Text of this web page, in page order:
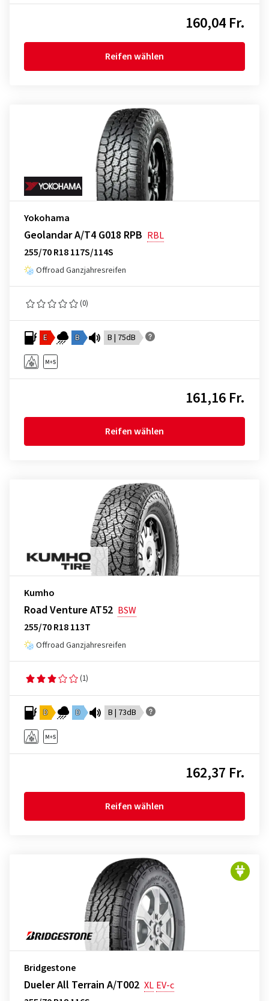
160,04 Fr.
Reifen wählen
Yokohama
Geolandar A/T4 G018 RPB RBL
255/70 R18 117S/114S
Offroad Ganzjahresreifen
(0)
E B B | 75dB
161,16 Fr.
Reifen wählen
Kumho
Road Venture AT52 BSW
255/70 R18 113T
Offroad Ganzjahresreifen
(1)
D D B | 73dB
162,37 Fr.
Reifen wählen
Bridgestone
Dueler All Terrain A/T002 XL EV-c